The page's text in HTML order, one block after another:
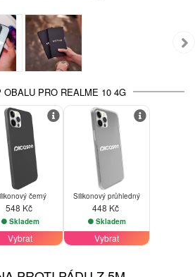
PRO REALME 10 4G
černý
548 Kč
Skladem
Vybrat
Silikonový průhledný
448 Kč
Skladem
Vybrat